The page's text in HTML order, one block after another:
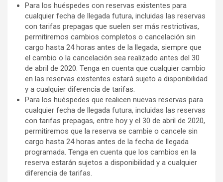
Para los huéspedes con reservas existentes para
cualquier fecha de llegada futura, incluidas las reservas
con tarifas prepagas que suelen ser más restrictivas,
permitiremos cambios completos o cancelación sin
cargo hasta 24 horas antes de la llegada, siempre que
el cambio o la cancelación sea realizado antes del 30
de abril de 2020. Tenga en cuenta que cualquier cambio
en las reservas existentes estará sujeto a disponibilidad
y a cualquier diferencia de tarifas.
Para los huéspedes que realicen nuevas reservas para
cualquier fecha de llegada futura, incluidas las reservas
con tarifas prepagas, entre hoy y el 30 de abril de 2020,
permitiremos que la reserva se cambie o cancele sin
cargo hasta 24 horas antes de la fecha de llegada
programada. Tenga en cuenta que los cambios en la
reserva estarán sujetos a disponibilidad y a cualquier
diferencia de tarifas.